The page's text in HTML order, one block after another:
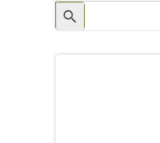
Search
Button